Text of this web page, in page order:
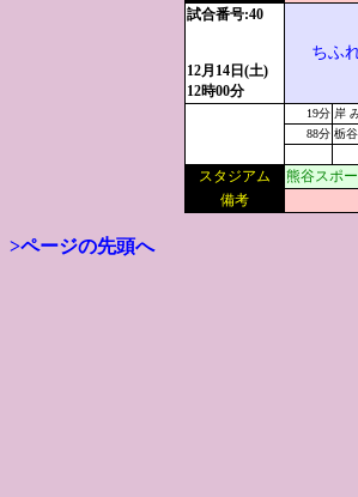
試合番号:40
12月14日(土)
12時00分
ちふ
19分 岸
88分 栃
スタジアム
熊谷スポ
備考
>ページの先頭へ